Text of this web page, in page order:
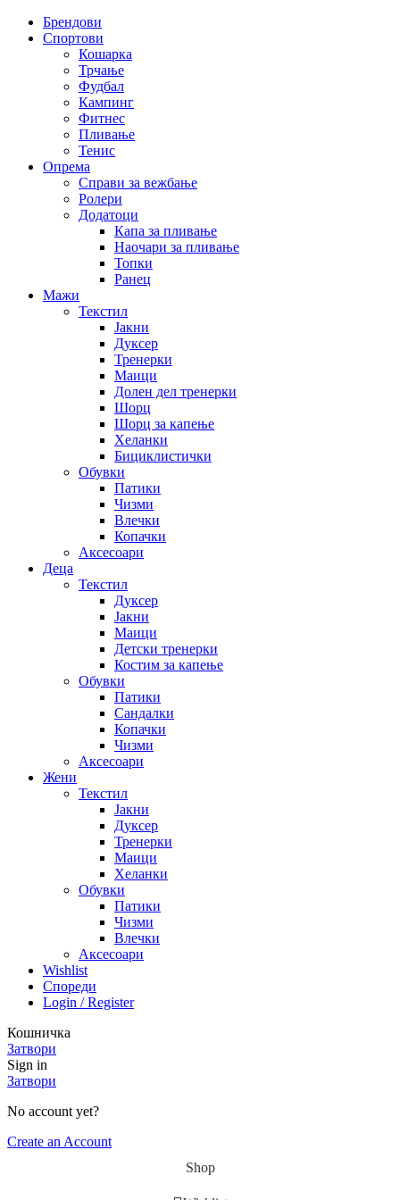
Брендови
Спортови
Кошарка
Трчање
Фудбал
Кампинг
Фитнес
Пливање
Тенис
Опрема
Справи за вежбање
Ролери
Додатоци
Капа за пливање
Наочари за пливање
Топки
Ранец
Мажи
Текстил
Јакни
Дуксер
Тренерки
Маици
Долен дел тренерки
Шорц
Шорц за капење
Хеланки
Бициклистички
Обувки
Патики
Чизми
Влечки
Копачки
Аксесоари
Деца
Текстил
Дуксер
Јакни
Маици
Детски тренерки
Костим за капење
Обувки
Патики
Сандалки
Копачки
Чизми
Аксесоари
Жени
Текстил
Јакни
Дуксер
Тренерки
Маици
Хеланки
Обувки
Патики
Чизми
Влечки
Аксесоари
Wishlist
Спореди
Login / Register
Кошничка
Затвори
Sign in
Затвори
No account yet?
Create an Account
Shop